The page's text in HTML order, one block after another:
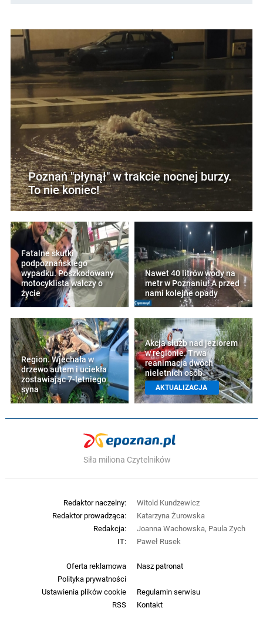
Poznań "płynął" w trakcie nocnej burzy.
To nie koniec!
Fatalne skutki
podpoznańskiego
wypadku. Poszkodowany
motocyklista walczy o
życie
Nawet 40 litrów wody na
metr w Poznaniu! A przed
nami kolejne opady
Region. Wjechała w
drzewo autem i uciekła
zostawiając 7-letniego
syna
Akcja służb nad jeziorem
w regionie. Trwa
reanimacja dwóch
nieletnich osób
AKTUALIZACJA
Siła miliona Czytelników
Oferta reklamowa
Nasz patronat
Polityka prywatności
Ustawienia plików cookie
Regulamin serwisu
RSS
Kontakt
Redaktor naczelny:
Witold Kundzewicz
Redaktor prowadząca:
Katarzyna Żurowska
Redakcja:
Joanna Wachowska, Paula Zych
IT:
Paweł Rusek